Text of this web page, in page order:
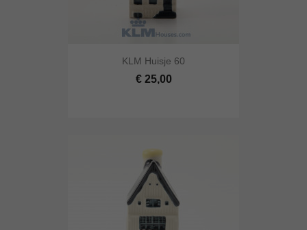
KLM Huisje 60
€ 25,00